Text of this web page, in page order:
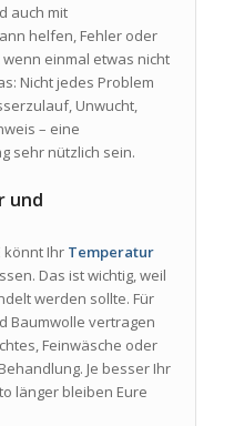
auch mit
helfen, Fehler oder
einmal etwas nicht
Nicht jedes Problem
Unwucht,
– eine
sehr nützlich sein.
und
könnt Ihr Temperatur
Das ist wichtig, weil
werden sollte. Für
Baumwolle vertragen
Feinwäsche oder
Je besser Ihr
länger bleiben Eure